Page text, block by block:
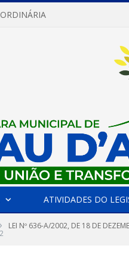
ATIVIDADES DO
LEI Nº 636-A/2002, DE 18 DE